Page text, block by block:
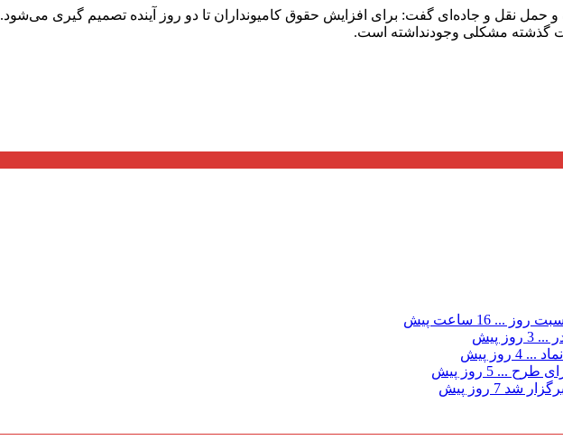
حمل نقل و جاده‌ای گفت: برای افزایش حقوق کامیونداران تا دو روز آینده تصمیم گیری می‌شود.
روز ... 16 ساعت پیش
... 3 روز پیش
... 4 روز پیش
طرح ... 5 روز پیش
شد 7 روز پیش